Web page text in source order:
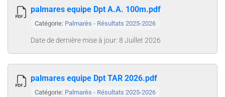
palmares equipe Dpt A.A. 100m.pdf
Catégorie: Palmarès - Résultats 2025-2026
Date de dernière mise à jour: 8 Juillet 2026
palmares equipe Dpt TAR 2026.pdf
Catégorie: Palmarès - Résultats 2025-2026